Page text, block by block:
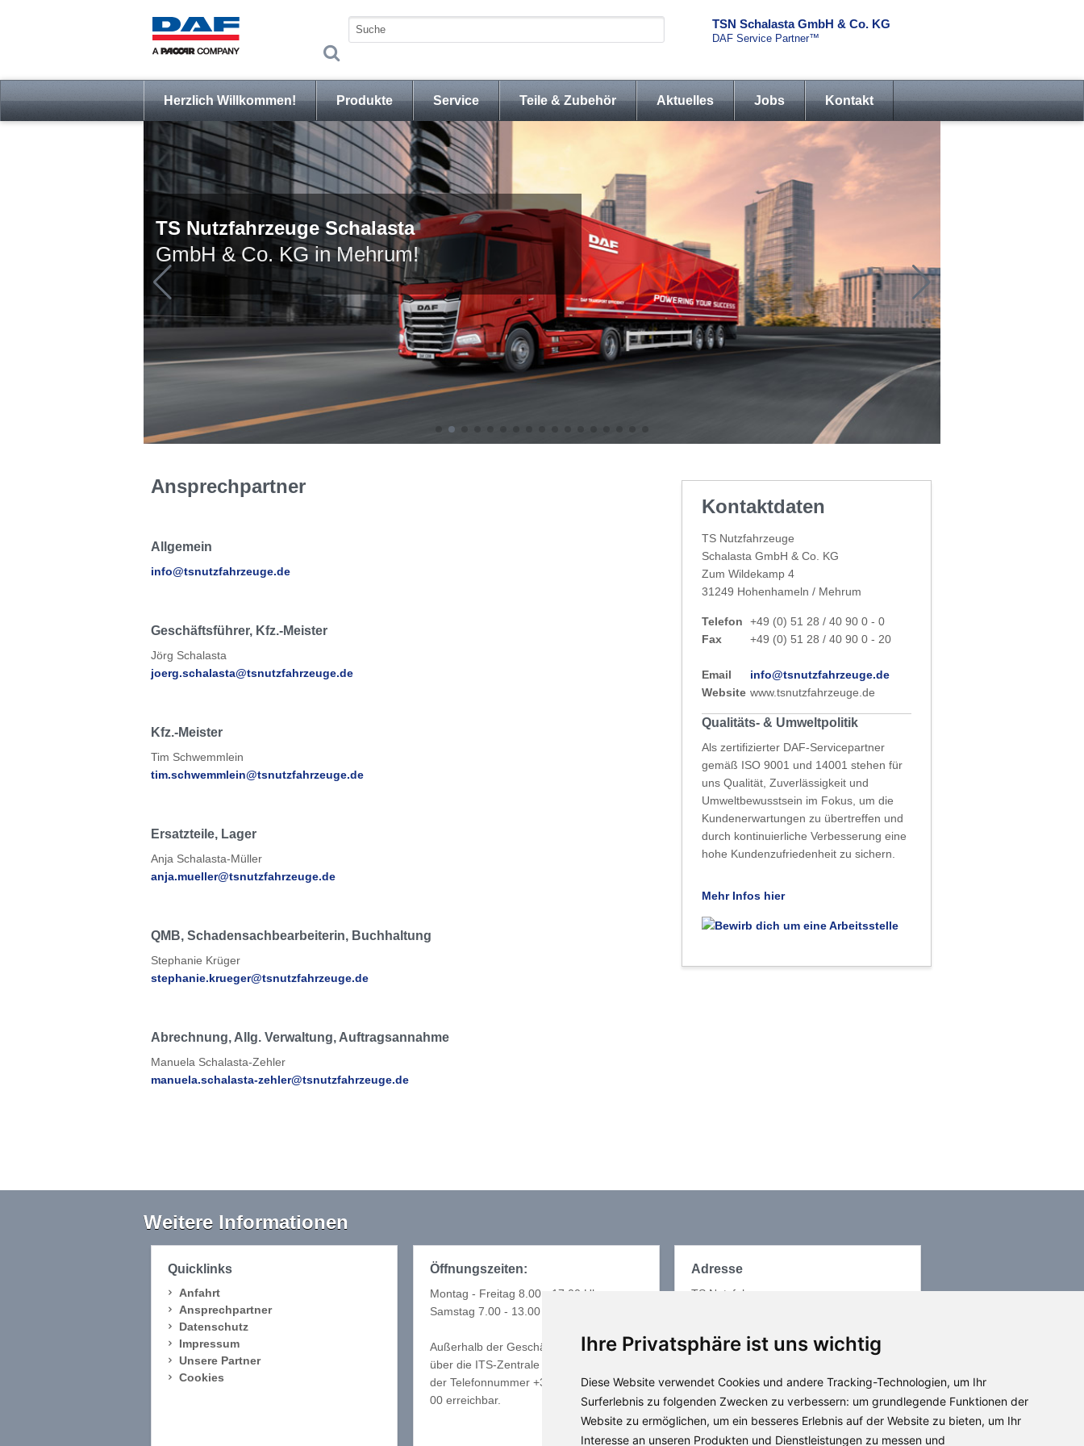
Ihre Privatsphäre ist uns wichtig
Diese Website verwendet Cookies und andere Tracking-Technologien, um Ihr
Surferlebnis zu folgenden Zwecken zu verbessern: um grundlegende Funktionen der
Website zu ermöglichen, um ein besseres Erlebnis auf der Website zu bieten, um Ihr
Interesse an unseren Produkten und Dienstleistungen zu messen und
TSN Schalasta GmbH & Co. KG
DAF Service Partner™
Herzlich Willkommen! Produkte Service Teile & Zubehör Aktuelles Jobs Kontakt
TS Nutzfahrzeuge Schalasta
GmbH & Co. KG in Mehrum!
Ansprechpartner
Allgemein
info@tsnutzfahrzeuge.de
Geschäftsführer, Kfz.-Meister
Jörg Schalasta
joerg.schalasta@tsnutzfahrzeuge.de
Kfz.-Meister
Tim Schwemmlein
tim.schwemmlein@tsnutzfahrzeuge.de
Ersatzteile, Lager
Anja Schalasta-Müller
anja.mueller@tsnutzfahrzeuge.de
QMB, Schadensachbearbeiterin, Buchhaltung
Stephanie Krüger
stephanie.krueger@tsnutzfahrzeuge.de
Abrechnung, Allg. Verwaltung, Auftragsannahme
Manuela Schalasta-Zehler
manuela.schalasta-zehler@tsnutzfahrzeuge.de
Kontaktdaten
TS Nutzfahrzeuge
Schalasta GmbH & Co. KG
Zum Wildekamp 4
31249 Hohenhameln / Mehrum
Telefon
+49 (0) 51 28 / 40 90 0 - 0
Fax
+49 (0) 51 28 / 40 90 0 - 20
Email
info@tsnutzfahrzeuge.de
Website www.tsnutzfahrzeuge.de
Qualitäts- & Umweltpolitik
Als zertifizierter DAF-Servicepartner
gemäß ISO 9001 und 14001 stehen für
uns Qualität, Zuverlässigkeit und
Umweltbewusstsein im Fokus, um die
Kundenerwartungen zu übertreffen und
durch kontinuierliche Verbesserung eine
hohe Kundenzufriedenheit zu sichern.
Mehr Infos hier
Weitere Informationen
Quicklinks
Anfahrt
Ansprechpartner
Datenschutz
Impressum
Unsere Partner
Cookies
Öffnungszeiten:
Montag - Freitag 8.00 - 17.00 Uhr
Samstag 7.00 - 13.00 Uhr
Außerhalb der Geschäftszeiten sind wir
über die ITS-Zentrale in Eindhoven unter
der Telefonnummer +31 (0) 40 2 14 30
00 erreichbar.
Adresse
TS Nutzfahrzeuge
31249 Hohenhameln / Mehrum
Anfahrt planen mit Google MAPS